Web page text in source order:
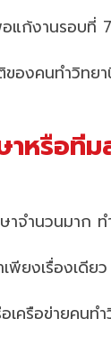
ก้งานรอบที่ 7
ของคนทำวิท
าหรือที
จำนวนมาก ท
ยงเรื่องเดีย
เครือข่ายคน